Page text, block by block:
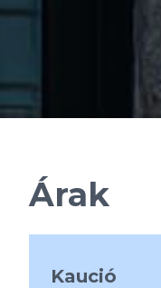
Árak
Kaució